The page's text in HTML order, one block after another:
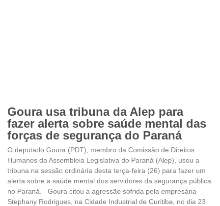
Goura usa tribuna da Alep para
fazer alerta sobre saúde mental das
forças de segurança do Paraná
O deputado Goura (PDT), membro da Comissão de Direitos
Humanos da Assembleia Legislativa do Paraná (Alep), usou a
tribuna na sessão ordinária desta terça-feira (26) para fazer um
alerta sobre a saúde mental dos servidores da segurança pública
no Paraná. Goura citou a agressão sofrida pela empresária
Stephany Rodrigues, na Cidade Industrial de Curitiba, no dia 23